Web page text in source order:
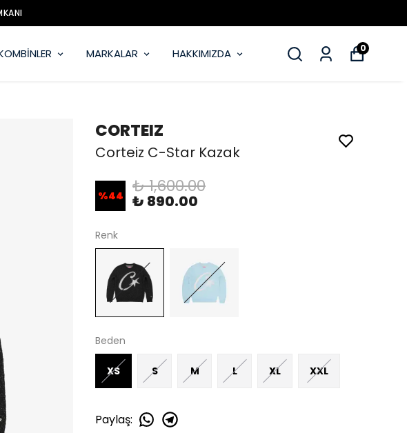
MARKALAR HAKKIMIZDA 0
CORTEIZ
Corteiz C-Star Kazak
%44 ₺ 1,600.00
₺ 890.00
Renk
Beden
XS S M L XL XXL
Paylaş: